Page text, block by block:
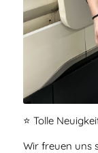
⭐️ Tolle
Wir freuen uns